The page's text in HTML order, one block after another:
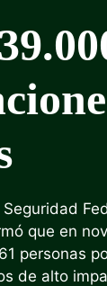
que en
personas
de alto